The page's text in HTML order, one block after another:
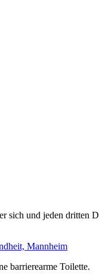
und jeden dritten
Mannheim
barrierearme Toilette.